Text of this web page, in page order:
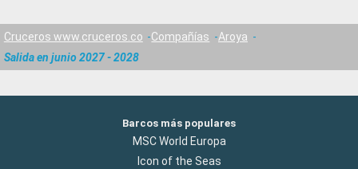
Cruceros www.cruceros.co Compañías
Aroya
Salida en junio 2027 - 2028
Barcos más populares
MSC World Europa
Icon of the Seas